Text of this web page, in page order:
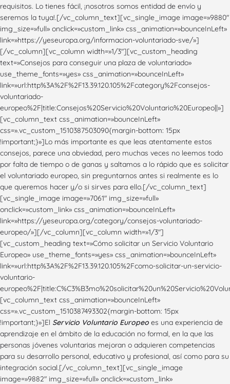
requisitos. Lo tienes fácil, ¡nosotros somos entidad de envío y
seremos la tuya!.[/vc_column_text][vc_single_image image=»9880″
img_size=»full» onclick=»custom_link» css_animation=»bounceInLeft»
link=»https://yeseuropa.org/informacion-voluntariado-sve/»]
[/vc_column][vc_column width=»1/3″][vc_custom_heading
text=»Consejos para conseguir una plaza de voluntariado»
use_theme_fonts=»yes» css_animation=»bounceInLeft»
link=»url:http%3A%2F%2F13.39.120.105%2Fcategory%2Fconsejos-
voluntariado-
europeo%2F|title:Consejos%20Servicio%20Voluntario%20Europeo||»]
[vc_column_text css_animation=»bounceInLeft»
css=».vc_custom_1510387503090{margin-bottom: 15px
!important;}»]Lo más importante es que leas atentamente estos
consejos, parece una obviedad, pero muchas veces no leemos todo
por falta de tiempo o de ganas y saltamos a lo rápido que es solicitar
el voluntariado europeo, sin preguntarnos antes si realmente es lo
que queremos hacer y/o si sirves para ello.[/vc_column_text]
[vc_single_image image=»7061″ img_size=»full»
onclick=»custom_link» css_animation=»bounceInLeft»
link=»https://yeseuropa.org/category/consejos-voluntariado-
europeo/»][/vc_column][vc_column width=»1/3″]
[vc_custom_heading text=»Cómo solicitar un Servicio Voluntario
Europeo» use_theme_fonts=»yes» css_animation=»bounceInLeft»
link=»url:http%3A%2F%2F13.39.120.105%2Fcomo-solicitar-un-servicio-
voluntario-
[vc_column_text css_animation=»bounceInLeft»
css=».vc_custom_1510387493302{margin-bottom: 15px
!important;}»]El Servicio Voluntario Europeo es una experiencia de
aprendizaje en el ámbito de la educación no formal, en la que las
personas jóvenes voluntarias mejoran o adquieren competencias
para su desarrollo personal, educativo y profesional, así­ como para su
integración social.[/vc_column_text][vc_single_image
image=»9882″ img_size=»full» onclick=»custom_link»